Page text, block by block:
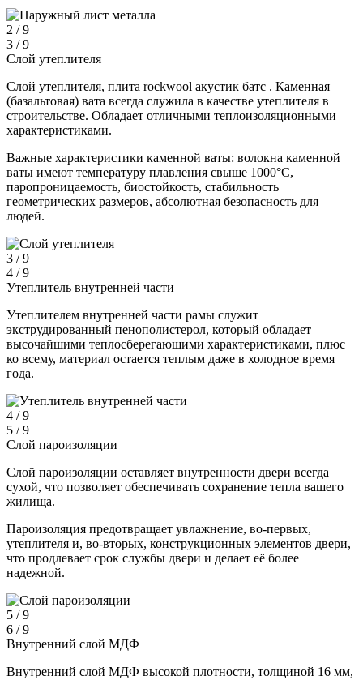
2 / 9
3 / 9
Слой утеплителя
Слой утеплителя, плита rockwool акустик батс . Каменная
(базальтовая) вата всегда служила в качестве утеплителя в
строительстве. Обладает отличными теплоизоляционными
характеристиками.
Важные характеристики каменной ваты: волокна каменной
ваты имеют температуру плавления свыше 1000°С,
паропроницаемость, биостойкость, cтабильность
геометрических размеров, абсолютная безопасность для
людей.
3 / 9
4 / 9
Утеплитель внутренней части
Утеплителем внутренней части рамы служит
экструдированный пенополистерол, который обладает
высочайшими теплосберегающими характеристиками, плюс
ко всему, материал остается теплым даже в холодное время
года.
4 / 9
5 / 9
Слой пароизоляции
Слой пароизоляции оставляет внутренности двери всегда
сухой, что позволяет обеспечивать сохранение тепла вашего
жилища.
Пароизоляция предотвращает увлажнение, во-первых,
утеплителя и, во-вторых, конструкционных элементов двери,
что продлевает срок службы двери и делает её более
надежной.
5 / 9
6 / 9
Внутренний слой МДФ
Внутренний слой МДФ высокой плотности, толщиной 16 мм,